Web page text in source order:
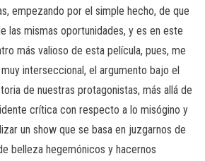
empezando por el simple hecho, de que
las mismas oportunidades, y es en este
más valioso de esta película, pues, me
interseccional, el argumento bajo el
de nuestras protagonistas, más allá de
crítica con respecto a lo misógino y
un show que se basa en juzgarnos de
belleza hegemónicos y hacernos